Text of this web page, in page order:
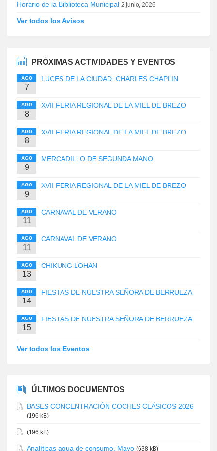
Horario de la Biblioteca Municipal 2 junio, 2026
Ver todos los Avisos
PRÓXIMAS ACTIVIDADES Y EVENTOS
AGO
7
LUCES DE LA CIUDAD. CHARLES CHAPLIN
AGO
8
XVII FERIA REGIONAL DE LA MIEL DE BREZO
AGO
8
XVII FERIA REGIONAL DE LA MIEL DE BREZO
AGO
9
MERCADILLO DE SEGUNDA MANO
AGO
9
XVII FERIA REGIONAL DE LA MIEL DE BREZO
AGO
11
CARNAVAL DE VERANO
AGO
11
CARNAVAL DE VERANO
AGO
13
CHIKUNG LOHAN
AGO
14
FIESTAS DE NUESTRA SEÑORA DE BERRUEZA
AGO
15
FIESTAS DE NUESTRA SEÑORA DE BERRUEZA
Ver todos los Eventos
ÚLTIMOS DOCUMENTOS
BASES CONCENTRACIÓN COCHES CLÁSICOS 2026
(196 kB)
(196 kB)
Analíticas agua de consumo. Mayo (638 kB)